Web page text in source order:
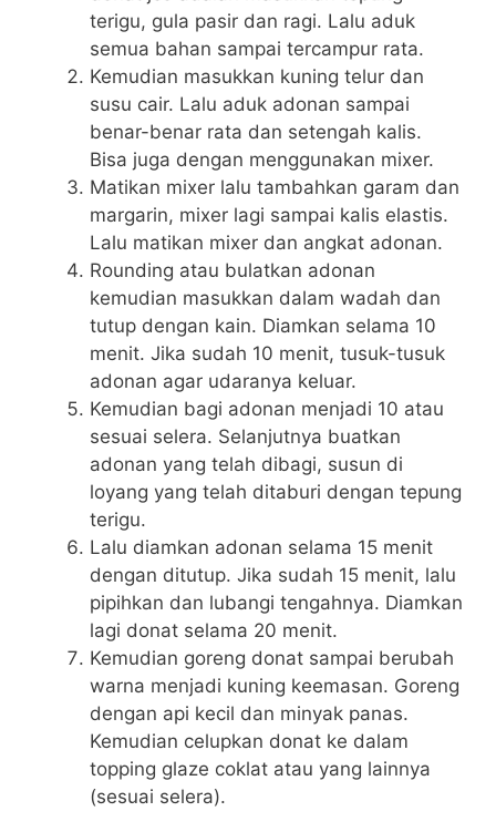
terigu, gula pasir dan ragi. Lalu aduk
semua bahan sampai tercampur rata.
Kemudian masukkan kuning telur dan
susu cair. Lalu aduk adonan sampai
benar-benar rata dan setengah kalis.
Bisa juga dengan menggunakan mixer.
Matikan mixer lalu tambahkan garam dan
margarin, mixer lagi sampai kalis elastis.
Lalu matikan mixer dan angkat adonan.
Rounding atau bulatkan adonan
kemudian masukkan dalam wadah dan
tutup dengan kain. Diamkan selama 10
menit. Jika sudah 10 menit, tusuk-tusuk
adonan agar udaranya keluar.
Kemudian bagi adonan menjadi 10 atau
sesuai selera. Selanjutnya buatkan
adonan yang telah dibagi, susun di
loyang yang telah ditaburi dengan tepung
terigu.
Lalu diamkan adonan selama 15 menit
dengan ditutup. Jika sudah 15 menit, lalu
pipihkan dan lubangi tengahnya. Diamkan
lagi donat selama 20 menit.
Kemudian goreng donat sampai berubah
warna menjadi kuning keemasan. Goreng
dengan api kecil dan minyak panas.
Kemudian celupkan donat ke dalam
topping glaze coklat atau yang lainnya
(sesuai selera).